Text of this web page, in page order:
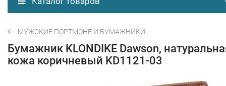
МУЖСКИЕ ПОРТМОНЕ И БУМАЖНИКИ
Бумажник KLONDIKE Dawson,
кожа коричневый KD1121-03